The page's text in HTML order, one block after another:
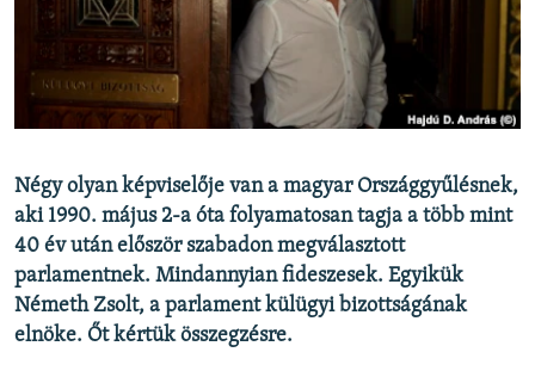
KLÍMAVÁLTOZÁS
A MÚLT TANULSÁGAI
Valamennyi RFE/RL weboldal
Négy olyan képviselője van a magyar Országgyűlésnek,
aki 1990. május 2-a óta folyamatosan tagja a több mint
40 év után először szabadon megválasztott
parlamentnek. Mindannyian fideszesek. Egyikük
Németh Zsolt, a parlament külügyi bizottságának
elnöke. Őt kértük összegzésre.